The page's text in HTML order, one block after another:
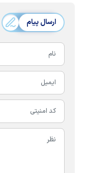
ارسال پیام